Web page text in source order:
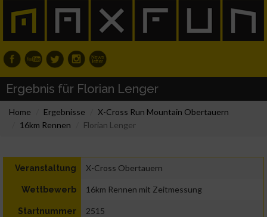
Ergebnis für Florian Lenger
Home Ergebnisse
X-Cross Run Mountain Obertauern
16km Rennen
Florian Lenger
Veranstaltung X-Cross Obertauern
Wettbewerb 16km Rennen mit Zeitmessung
Startnummer 2515